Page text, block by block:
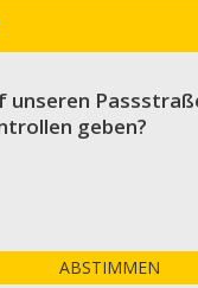
unseren
geben?
ABSTIMMEN